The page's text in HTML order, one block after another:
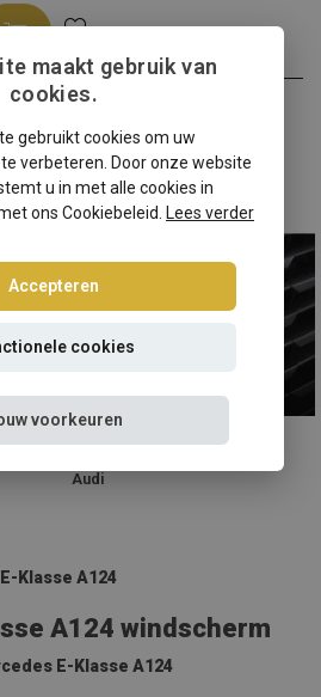
windschermen
Audi
Klasse A124
A124 windscherm
E-Klasse A124
maakt gebruik van
cookies.
gebruikt cookies om uw
verbeteren. Door onze website
u in met alle cookies in
ons Cookiebeleid. Lees verder
Accepteren
cookies
voorkeuren